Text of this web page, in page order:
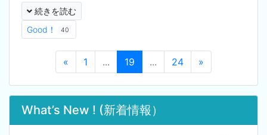
続きを読む
Good！
40
« 1 ... 19 ... 24 »
What’s New ! (新着情報）